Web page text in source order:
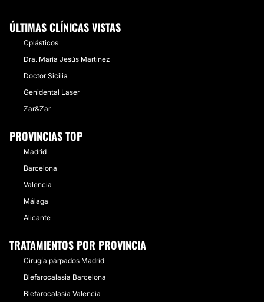
ÚLTIMAS CLÍNICAS VISTAS
Cplásticos
Dra. María Jesús Martínez
Doctor Sicilia
Genidental Laser
Zar&Zar
PROVINCIAS TOP
Madrid
Barcelona
Valencia
Málaga
Alicante
TRATAMIENTOS POR PROVINCIA
Cirugía párpados Madrid
Blefarocalasia Barcelona
Blefarocalasia Valencia